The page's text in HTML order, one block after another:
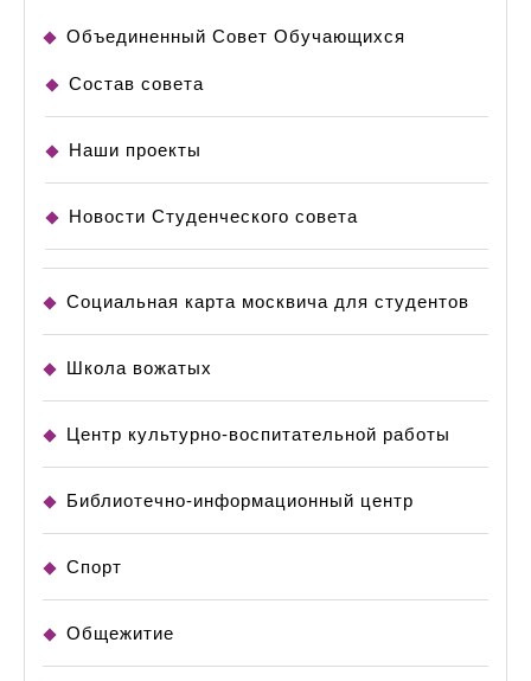
Объединенный Совет Обучающихся
Состав совета
Наши проекты
Новости Студенческого совета
Социальная карта москвича для студентов
Школа вожатых
Центр культурно-воспитательной работы
Библиотечно-информационный центр
Спорт
Общежитие